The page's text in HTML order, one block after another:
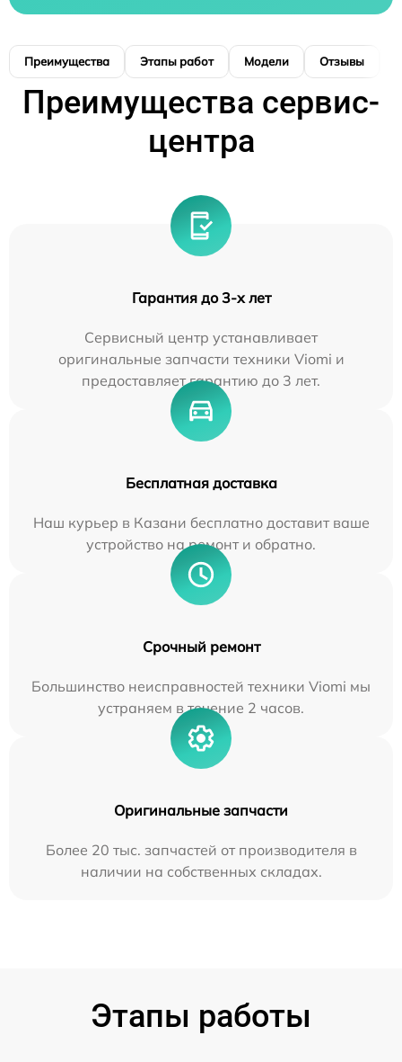
Преимущества Этапы работ Модели Отзывы
Преимущества сервис-
центра
Гарантия до 3-х лет
Сервисный центр устанавливает
оригинальные запчасти техники Viomi и
предоставляет гарантию до 3 лет.
Бесплатная доставка
Наш курьер в Казани бесплатно доставит ваше
устройство на ремонт и обратно.
Срочный ремонт
Большинство неисправностей техники Viomi мы
устраняем в течение 2 часов.
Оригинальные запчасти
Более 20 тыс. запчастей от производителя в
наличии на собственных складах.
Этапы работы